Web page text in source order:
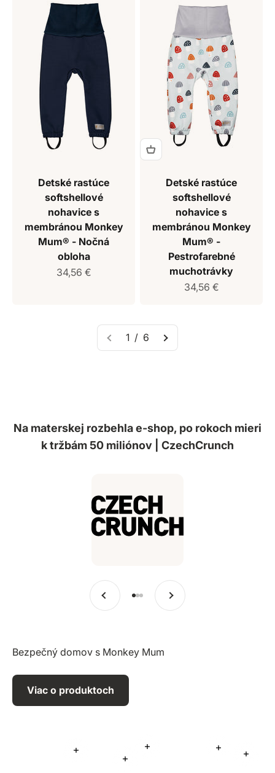
Detské rastúce
softshellové
nohavice s
membránou Monkey
Mum® - Nočná
obloha
Predajná cena
34,56 €
Detské rastúce
softshellové
nohavice s
membránou Monkey
Mum® -
Pestrofarebné
muchotrávky
Predajná cena
34,56 €
1 / 6
Na materskej rozbehla e-shop, po rokoch mieri
k tržbám 50 miliónov | CzechCrunch
Predchádzajúce
Prejsť na položku 1
Prejsť na položku 2
Prejsť na položku 3
Ďalšie
Bezpečný domov s Monkey Mum
Viac o produktoch
Viac
Viac informácií